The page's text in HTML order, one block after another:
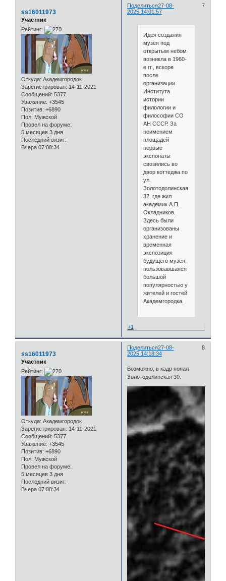
Поделиться 7
27-08-
2025 14:01:57
ss16011973
Участник
Рейтинг:
Откуда: Академгородок
Зарегистрирован: 14-11-2021
Сообщений: 5377
Уважение: +3545
Позитив: +6890
Пол: Мужской
Провел на форуме:
5 месяцев 3 дня
Последний визит:
Вчера 07:08:34
Идея создания
музея под
открытым небом
возникла в 1960-
е гг., вскоре
после
организации
Института
истории
филологии и
философии СО
АН СССР. За
неимением
площадей
первые
экспонаты
свозились во
двор коттеджа по
ул.
Золотодолинская,
32, где жил
академик А.П.
Окладников.
Здесь были
организованы
хранение и
временная
экспозиция
будущего музея,
пользовавшаяся
большой
популярностью у
жителей и гостей
Академгородка.
+1
Поделиться 8
27-08-
2025 14:18:34
ss16011973
Участник
Рейтинг:
Откуда: Академгородок
Зарегистрирован: 14-11-2021
Сообщений: 5377
Уважение: +3545
Позитив: +6890
Пол: Мужской
Провел на форуме:
5 месяцев 3 дня
Последний визит:
Вчера 07:08:34
Возможно, в кадр попал
Золотодолинская 30.